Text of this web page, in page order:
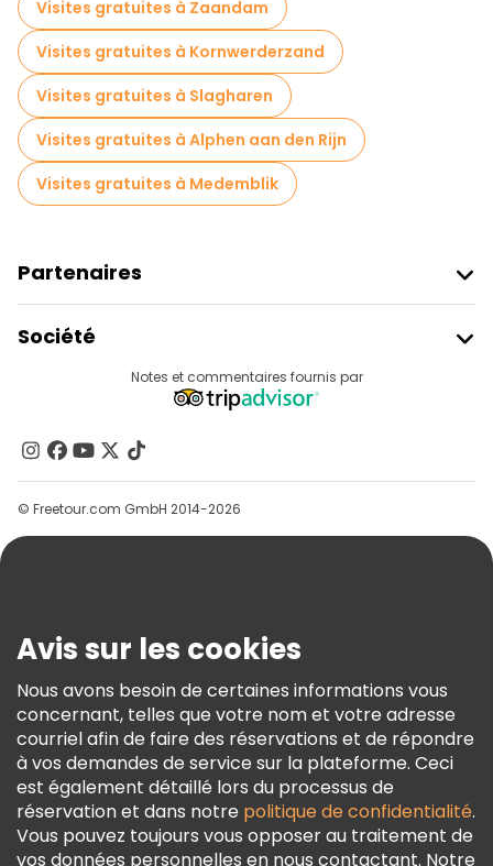
Visites gratuites à Zaandam
Visites gratuites à Kornwerderzand
Visites gratuites à Slagharen
Visites gratuites à Alphen aan den Rijn
Visites gratuites à Medemblik
Partenaires
Connexion Du Fournisseur
Programme D’affiliation
Société
Contactez-Nous
Groupes
Aide
Conditions Générales Et Mentions Légales
Politique En Matière De Cookies
Freetour Prix
Programme De Fidélité
Notes et commentaires fournis par
© Freetour.com GmbH 2014-2026
Avis sur les cookies
Nous avons besoin de certaines informations vous
concernant, telles que votre nom et votre adresse
courriel afin de faire des réservations et de répondre
à vos demandes de service sur la plateforme. Ceci
est également détaillé lors du processus de
réservation et dans notre politique de confidentialité.
Vous pouvez toujours vous opposer au traitement de
vos données personnelles en nous contactant. Notre